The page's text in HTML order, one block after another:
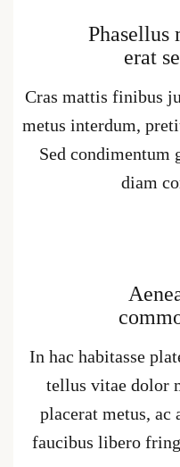
Phasellus
erat
Cras mattis finibus
metus interdum,
Sed condimentum
diam
In hac habitasse
tellus vitae dolor
placerat metus, ac
faucibus libero